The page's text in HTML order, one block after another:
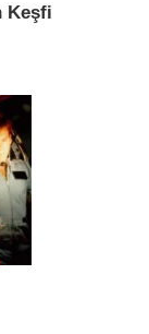
Keşfi